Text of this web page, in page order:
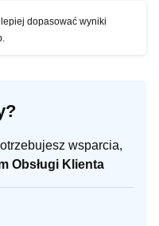
lepiej dopasować wyniki
wsparcia,
Obsługi Klienta